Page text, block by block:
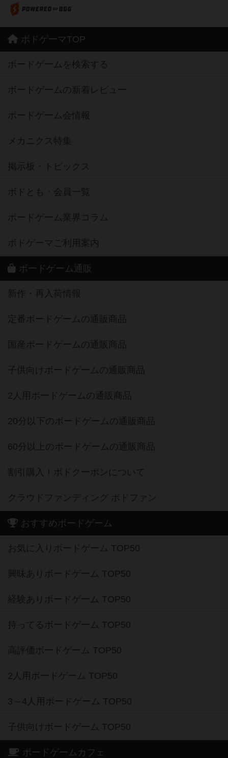
ボドゲーマTOP
ボードゲームを検索する
ボードゲームの新着レビュー
ボードゲーム会情報
メカニクス特集
掲示板・トピックス
ボドとも・会員一覧
ボードゲーム業界コラム
ボドゲーマご利用案内
ボードゲーム通販
新作・再入荷情報
定番ボードゲームの通販商品
国産ボードゲームの通販商品
子供向けボードゲームの通販商品
2人用ボードゲームの通販商品
20分以下のボードゲームの通販商品
60分以上のボードゲームの通販商品
割引購入！ボドクーポンについて
クラウドファンディング ボドファン
おすすめボードゲーム
お気に入りボードゲーム TOP50
興味ありボードゲーム TOP50
経験ありボードゲーム TOP50
持ってるボードゲーム TOP50
高評価ボードゲーム TOP50
2人用ボードゲーム TOP50
3～4人用ボードゲーム TOP50
子供向けボードゲーム TOP50
ボードゲームカフェ